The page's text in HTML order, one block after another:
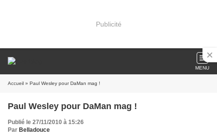
Publicité
MENU
Accueil » Paul Wesley pour DaMan mag !
Paul Wesley pour DaMan mag !
Publié le 27/11/2010 à 15:26
Par Belladouce